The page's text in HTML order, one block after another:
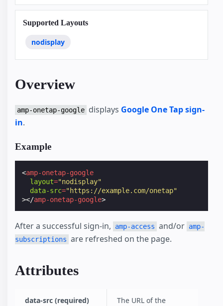
Supported Layouts
nodisplay
Overview
amp-onetap-google displays Google One Tap sign-
in.
Example
<amp-onetap-google
layout="nodisplay"
data-src="https://example.com/onetap"
></amp-onetap-google>
After a successful sign-in, amp-access and/or amp-
subscriptions are refreshed on the page.
Attributes
data-src (required)
The URL of the